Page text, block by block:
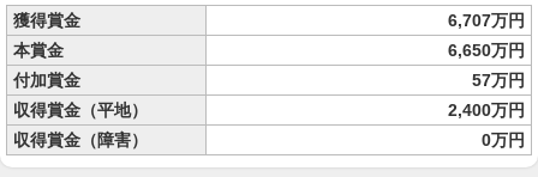
獲得賞金
6,707万円
本賞金
6,650万円
付加賞金
57万円
収得賞金（平地）
2,400万円
収得賞金（障害）
0万円